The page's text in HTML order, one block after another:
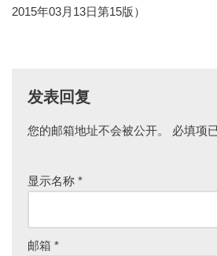
2015年03月13日第15版）
发表回复
您的邮箱地址不会被公开。 必填项
显示名称 *
邮箱 *